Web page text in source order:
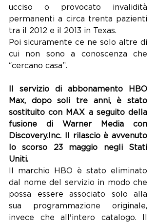
ucciso o provocato invalidità
permanenti a circa trenta pazienti
tra il 2012 e il 2013 in Texas.
Poi sicuramente ce ne solo altre di
cui non sono a conoscenza che
“cercano casa”.
Il servizio di abbonamento HBO
Max, dopo soli tre anni, è stato
sostituito con MAX a seguito della
fusione di Warner Media con
Discovery.Inc. Il rilascio è avvenuto
lo scorso 23 maggio negli Stati
Uniti.
Il marchio HBO è stato eliminato
dal nome del servizio in modo che
possa essere associato solo alla
sua programmazione originale,
invece che all'intero catalogo. ​​Il